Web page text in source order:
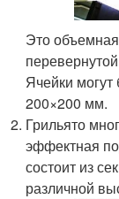
Это
Ячейки
200×200 мм.
Грильято
эффектная
состоит из
различной